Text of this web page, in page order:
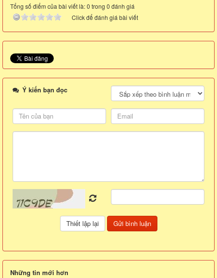
Tổng số điểm của bài viết là: 0 trong 0 đánh giá
Click để đánh giá bài viết
Ý kiến bạn đọc
Những tin mới hơn